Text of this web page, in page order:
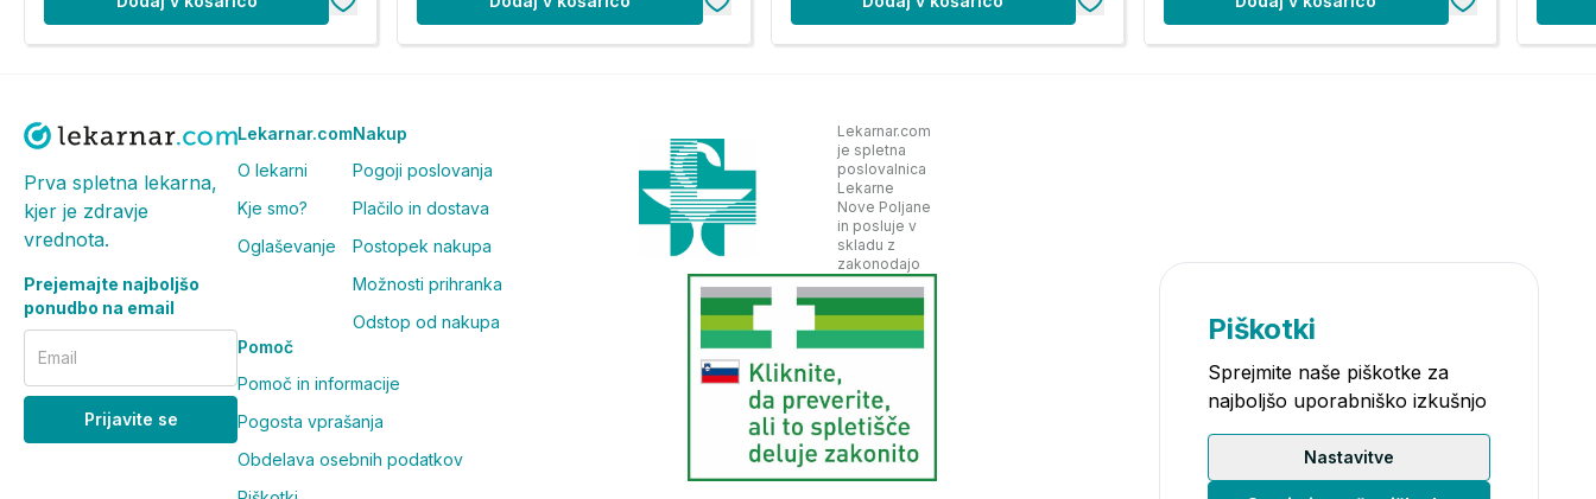
Prva spletna lekarna,
kjer je zdravje
vrednota.
Prejemajte najboljšo
ponudbo na email
Email
Prijavite se
Lekarnar.com
O lekarni
Kje smo?
Oglaševanje
Nakup
Pogoji poslovanja
Plačilo in dostava
Postopek nakupa
Možnosti prihranka
Odstop od nakupa
Pomoč
Pomoč in informacije
Pogosta vprašanja
Obdelava osebnih podatkov
Lekarnar.com
je spletna
poslovalnica
Lekarne
Nove Poljane
in posluje v
skladu z
zakonodajo
Piškotki
Sprejmite naše piškotke za
najboljšo uporabniško izkušnjo
Nastavitve